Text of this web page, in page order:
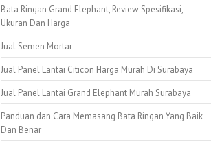
Bata Ringan Grand Elephant, Review Spesifikasi,
Ukuran Dan Harga
Jual Semen Mortar
Jual Panel Lantai Citicon Harga Murah Di Surabaya
Jual Panel Lantai Grand Elephant Murah Surabaya
Panduan dan Cara Memasang Bata Ringan Yang Baik
Dan Benar